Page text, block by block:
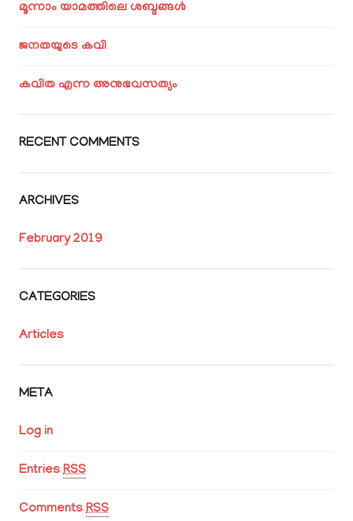
മൂന്നാം യാമത്തിലെ ശബ്ദങ്ങൾ
ജനതയുടെ കവി
കവിത എന്ന അനുഭവസത്യം
RECENT COMMENTS
ARCHIVES
February 2019
CATEGORIES
Articles
META
Log in
Entries RSS
Comments RSS